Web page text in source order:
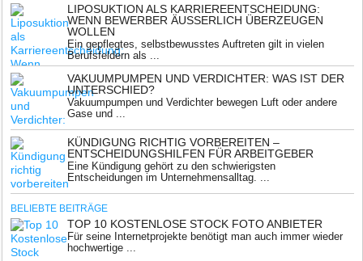
LIPOSUKTION ALS KARRIEREENTSCHEIDUNG:
WENN BEWERBER ÄUSSERLICH ÜBERZEUGEN W
OLLEN
Ein gepflegtes, selbstbewusstes Auftreten gilt in vielen
Berufsfeldern als ...
VAKUUMPUMPEN UND VERDICHTER: WAS IST DER
UNTERSCHIED?
Vakuumpumpen und Verdichter bewegen Luft oder andere
Gase und ...
KÜNDIGUNG RICHTIG VORBEREITEN –
ENTSCHEIDUNGSHILFEN FÜR ARBEITGEBER
Eine Kündigung gehört zu den schwierigsten
Entscheidungen im Unternehmensalltag. ...
BELIEBTE BEITRÄGE
TOP 10 KOSTENLOSE STOCK FOTO ANBIETER
Für seine Internetprojekte benötigt man auch immer wieder
hochwertige ...